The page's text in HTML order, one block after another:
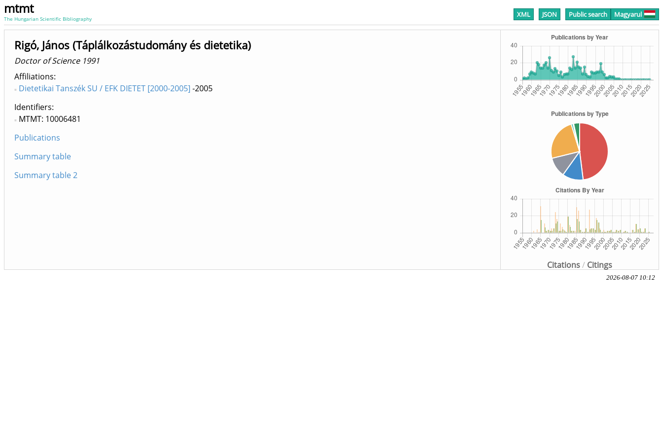
mtmt
The Hungarian Scientific Bibliography XML JSON Public search Magyarul
Citations/ Citings
Rigó, János (Táplálkozástudomány és dietetika)
Doctor of Science 1991
Affiliations
Dietetikai Tanszék SU / EFK DIETET [2000-2005] -2005
Identifiers
MTMT: 10006481
Publications
Summary table
Summary table 2
2026-08-07 10:12